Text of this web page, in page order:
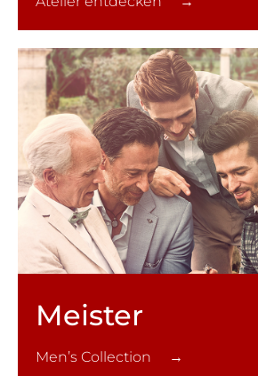
Meister
Men’s Collection →